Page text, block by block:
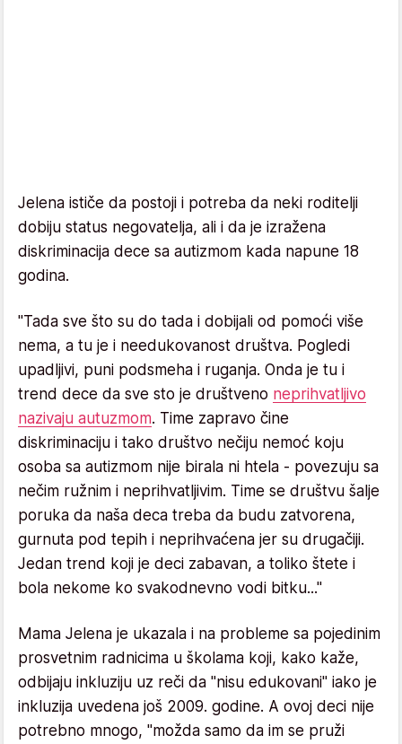
Jelena ističe da postoji i potreba da neki roditelji
dobiju status negovatelja, ali i da je izražena
diskriminacija dece sa autizmom kada napune 18
godina.
"Tada sve što su do tada i dobijali od pomoći više
nema, a tu je i needukovanost društva. Pogledi
upadljivi, puni podsmeha i ruganja. Onda je tu i
trend dece da sve sto je društveno neprihvatljivo
nazivaju autuzmom. Time zapravo čine
diskriminaciju i tako društvo nečiju nemoć koju
osoba sa autizmom nije birala ni htela - povezuju sa
nečim ružnim i neprihvatljivim. Time se društvu šalje
poruka da naša deca treba da budu zatvorena,
gurnuta pod tepih i neprihvaćena jer su drugačiji.
Jedan trend koji je deci zabavan, a toliko štete i
bola nekome ko svakodnevno vodi bitku..."
Mama Jelena je ukazala i na probleme sa pojedinim
prosvetnim radnicima u školama koji, kako kaže,
odbijaju inkluziju uz reči da "nisu edukovani" iako je
inkluzija uvedena još 2009. godine. A ovoj deci nije
potrebno mnogo, "možda samo da im se pruži